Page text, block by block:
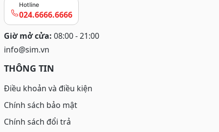
Hotline
024.6666.6666
Giờ mở cửa: 08:00 - 21:00
info@sim.vn
THÔNG TIN
Điều khoản và điều kiện
Chính sách bảo mật
Chính sách đổi trả